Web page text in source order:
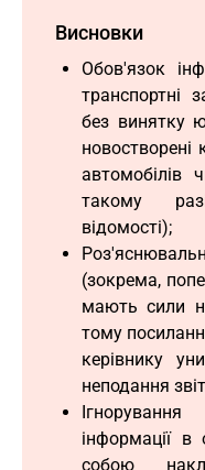
Висновки
Обов'язок
транспортні
без винятку
автомобілів
такому
відомості);
(зокрема,
мають сили
тому
керівнику
неподання
інформації в
собою